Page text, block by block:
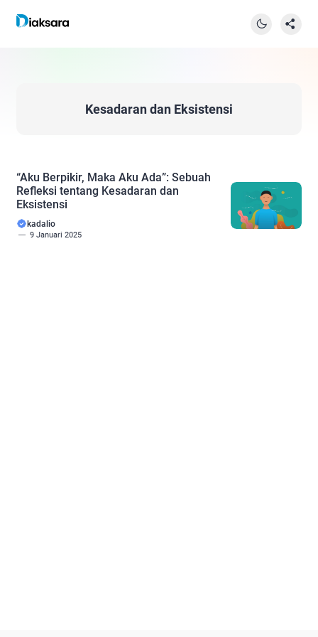
Kesadaran dan Eksistensi
“Aku Berpikir, Maka Aku Ada”: Sebuah
Refleksi tentang Kesadaran dan
Eksistensi
kadalio
9 Januari 2025